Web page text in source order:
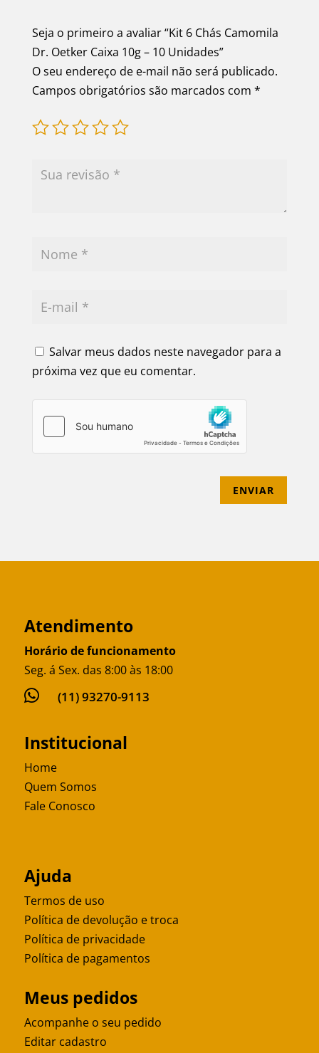
Seja o primeiro a avaliar “Kit 6 Chás Camomila
Dr. Oetker Caixa 10g – 10 Unidades”
O seu endereço de e-mail não será publicado.
Campos obrigatórios são marcados com *
Salvar meus dados neste navegador para a
próxima vez que eu comentar.
ENVIAR
Atendimento
Horário de funcionamento
Seg. á Sex. das 8:00 às 18:00
 (11) 93270-9113
Institucional
Home
Quem Somos
Fale Conosco
Ajuda
Termos de uso
Política de devolução e troca
Política de privacidade
Política de pagamentos
Meus pedidos
Acompanhe o seu pedido
Editar cadastro